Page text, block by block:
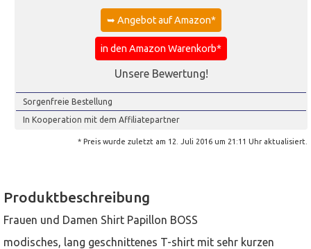
➥ Angebot auf Amazon*
in den Amazon Warenkorb*
Unsere Bewertung!
Sorgenfreie Bestellung
In Kooperation mit dem Affiliatepartner
* Preis wurde zuletzt am 12. Juli 2016 um 21:11 Uhr aktualisiert.
Produktbeschreibung
Frauen und Damen Shirt Papillon BOSS
modisches, lang geschnittenes T-shirt mit sehr kurzen